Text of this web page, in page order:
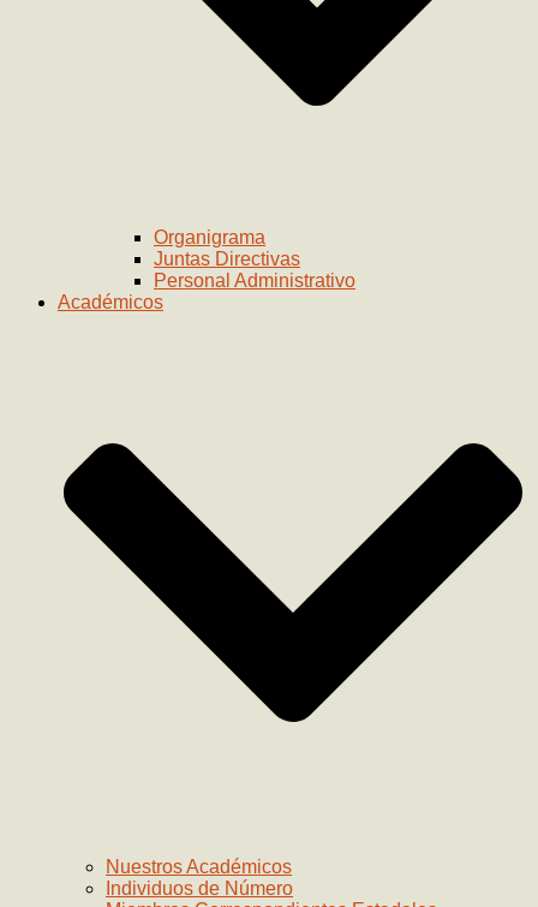
Organigrama
Juntas Directivas
Personal Administrativo
Académicos
Nuestros Académicos
Individuos de Número